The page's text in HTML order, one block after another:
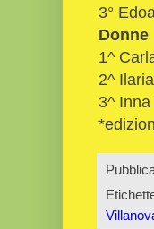
3°
Donne
1^
2^
3^